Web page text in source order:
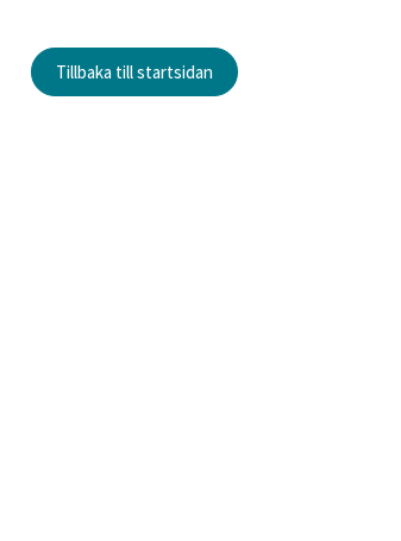
Tillbaka till startsidan